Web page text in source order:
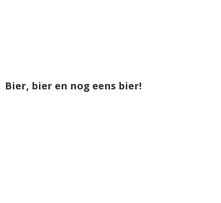
Bier, bier en nog eens bier!